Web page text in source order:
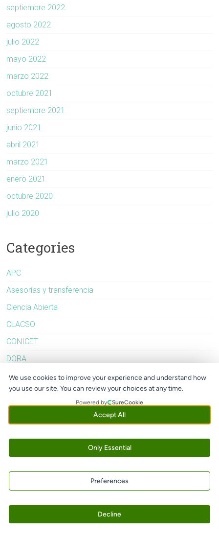
We use cookies to improve your experience and understand how
you use our site. You can review your choices at any time.
Powered by SureCookie
Accept All
Only Essential
Preferences
Decline
septiembre 2022
agosto 2022
julio 2022
mayo 2022
marzo 2022
octubre 2021
septiembre 2021
junio 2021
abril 2021
marzo 2021
enero 2021
octubre 2020
julio 2020
Categories
APC
Asesorías y transferencia
Ciencia Abierta
CLACSO
CONICET
DORA
Evaluación
FOLEC
Latindex
OLIVA
Centro de Estudios de la Circulación del Conocimiento